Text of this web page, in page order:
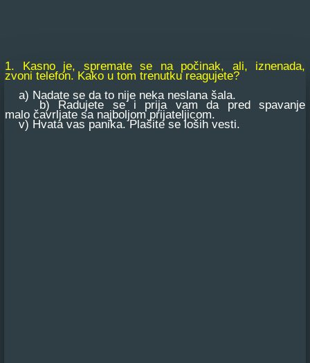
1. Kasno je, spremate se na počinak, ali, iznenada,
zvoni telefon. Kako u tom trenutku reagujete?
a) Nadate se da to nije neka neslana šala.
b) Radujete se i prija vam da pred spavanje
malo čavrljate sa najboljom prijateljicom.
v) Hvata vas panika. Plašite se loših vesti.